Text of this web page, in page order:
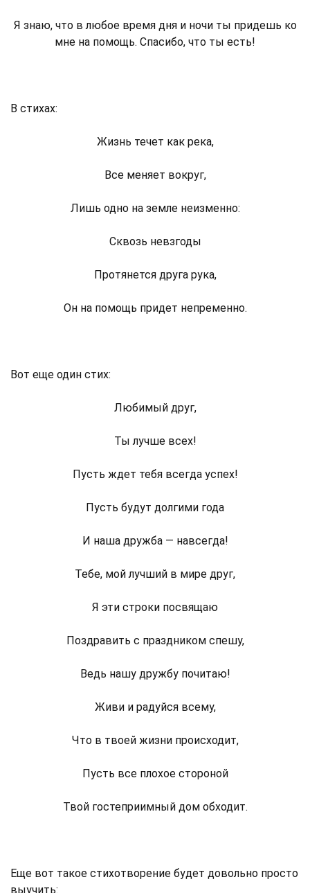
Я знаю, что в любое время дня и ночи ты придешь ко
мне на помощь. Спасибо, что ты есть!
В стихах:
Жизнь течет как река,
Все меняет вокруг,
Лишь одно на земле неизменно:
Сквозь невзгоды
Протянется друга рука,
Он на помощь придет непременно.
Вот еще один стих:
Любимый друг,
Ты лучше всех!
Пусть ждет тебя всегда успех!
Пусть будут долгими года
И наша дружба — навсегда!
Тебе, мой лучший в мире друг,
Я эти строки посвящаю
Поздравить с праздником спешу,
Ведь нашу дружбу почитаю!
Живи и радуйся всему,
Что в твоей жизни происходит,
Пусть все плохое стороной
Твой гостеприимный дом обходит.
Еще вот такое стихотворение будет довольно просто
выучить: